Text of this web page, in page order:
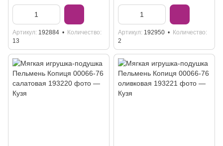
Артикул 192884
Количество
13
Артикул 192950
Количество
2